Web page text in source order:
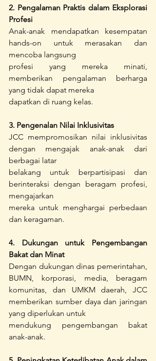
2. Pengalaman Praktis dalam Eksplorasi
Profesi
Anak-anak mendapatkan kesempatan
hands-on untuk merasakan dan
mencoba langsung
profesi yang mereka minati,
memberikan pengalaman berharga
yang tidak dapat mereka
dapatkan di ruang kelas.
3. Pengenalan Nilai Inklusivitas
JCC mempromosikan nilai inklusivitas
dengan mengajak anak-anak dari
berbagai latar
belakang untuk berpartisipasi dan
berinteraksi dengan beragam profesi,
mengajarkan
mereka untuk menghargai perbedaan
dan keragaman.
4. Dukungan untuk Pengembangan
Bakat dan Minat
Dengan dukungan dinas pemerintahan,
BUMN, korporasi, media, beragam
komunitas, dan UMKM daerah, JCC
memberikan sumber daya dan jaringan
yang diperlukan untuk
mendukung pengembangan bakat
anak-anak.